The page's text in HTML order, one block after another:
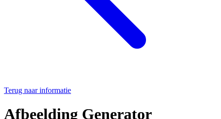
Terug naar informatie
Afbeelding Generator